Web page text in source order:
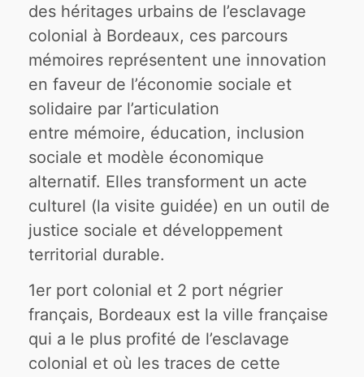
des héritages urbains de l’esclavage
colonial à Bordeaux, ces parcours
mémoires représentent une innovation
en faveur de l’économie sociale et
solidaire par l’articulation
entre mémoire, éducation, inclusion
sociale et modèle économique
alternatif. Elles transforment un acte
culturel (la visite guidée) en un outil de
justice sociale et développement
territorial durable.
1er port colonial et 2 port négrier
français, Bordeaux est la ville française
qui a le plus profité de l’esclavage
colonial et où les traces de cette